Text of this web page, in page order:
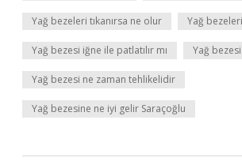
Yağ bezeleri tıkanırsa ne olur Yağ
Yağ bezesi iğne ile patlatılır mı Yağ bezesi
Yağ bezesi ne zaman tehlikelidir
Yağ bezesine ne iyi gelir Saraçoğlu